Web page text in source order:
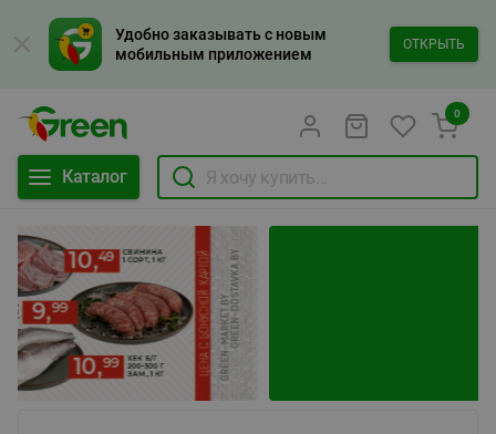
Удобно заказывать с новым
мобильным приложением
ОТКРЫТЬ
Каталог
0